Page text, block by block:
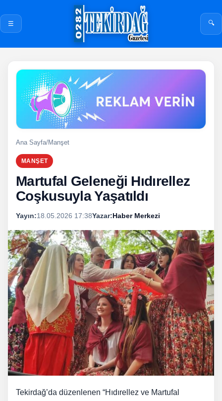
☰ 🔍
Ana Sayfa/Manşet
MANŞET
Martufal Geleneği Hıdırellez
Coşkusuyla Yaşatıldı
Yayın:18.05.2026 17:38Yazar:Haber Merkezi
Tekirdağ’da düzenlenen “Hıdırellez ve Martufal